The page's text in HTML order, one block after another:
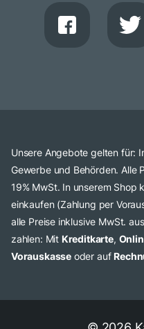
Unsere Angebote gelten für:
Gewerbe und Behörden. Alle
19% MwSt. In unserem Shop
einkaufen (Zahlung per
alle Preise inklusive MwSt.
zahlen: Mit Kreditkarte,
Vorauskasse oder auf